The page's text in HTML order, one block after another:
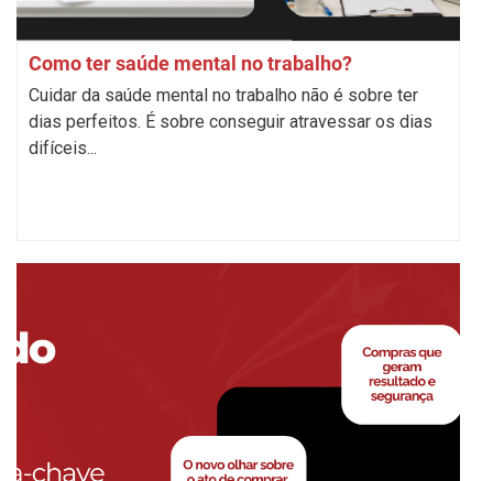
Como ter saúde mental no trabalho?
Cuidar da saúde mental no trabalho não é sobre ter
dias perfeitos. É sobre conseguir atravessar os dias
difíceis...